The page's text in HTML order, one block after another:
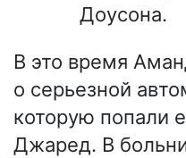
Доусона.
В это время
о серьезной
которую попали
Джаред. В